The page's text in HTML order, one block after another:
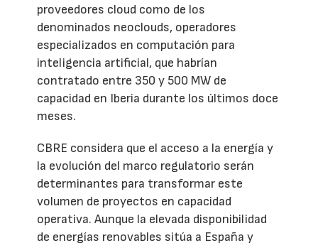
proveedores cloud como de los
denominados neoclouds, operadores
especializados en computación para
inteligencia artificial, que habrían
contratado entre 350 y 500 MW de
capacidad en Iberia durante los últimos doce
meses.
CBRE considera que el acceso a la energía y
la evolución del marco regulatorio serán
determinantes para transformar este
volumen de proyectos en capacidad
operativa. Aunque la elevada disponibilidad
de energías renovables sitúa a España y